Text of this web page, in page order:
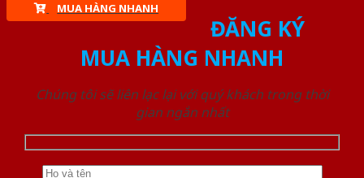
MUA HÀNG NHANH
ĐĂNG KÝ
MUA HÀNG NHANH
Chúng tôi sẽ liên lạc lại với quý khách trong thời
gian ngắn nhất